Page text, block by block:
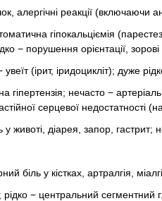
алергічні реакції (включаючи
гіпокальціємія
− порушення орієнтації, зорові
(ірит, іридоцикліт); дуже
гіпертензія; нечасто −
серцевої недостатності
животі, діарея, запор, гастрит;
біль у кістках, артралгія,
рідко − центральний